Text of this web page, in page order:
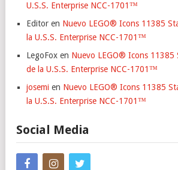
U.S.S. Enterprise NCC-1701™
Editor en Nuevo LEGO® Icons 11385
la U.S.S. Enterprise NCC-1701™
LegoFox en Nuevo LEGO® Icons 11385
de la U.S.S. Enterprise NCC-1701™
josemi en Nuevo LEGO® Icons 11385
la U.S.S. Enterprise NCC-1701™
Social Media